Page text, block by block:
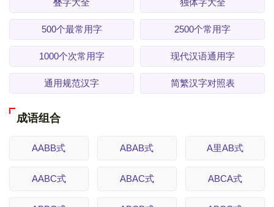
叠字大全 独体字大全
500个最常用字 2500个常用字
1000个次常用字 现代汉语通用字
通用规范汉字 简繁汉字对照表
成语组合
AABB式 ABAB式 A里AB式
AABC式 ABAC式 ABCA式